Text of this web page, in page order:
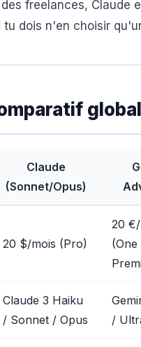
freelances, Claude
tu dois n'en choisir
global
Claude
(Sonnet/Opus)
20 $/mois (Pro)
20
(One
Claude 3 Haiku
/ Sonnet / Opus
/